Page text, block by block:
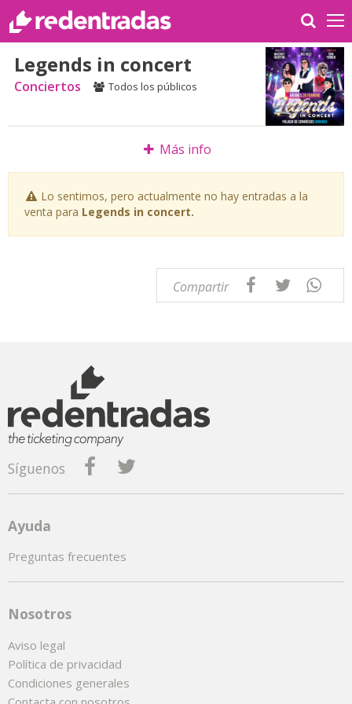
Legends in concert
Conciertos Todos los públicos
Más info
Lo sentimos, pero actualmente no hay entradas a la
venta para Legends in concert.
Compartir
Síguenos
Ayuda
Preguntas frecuentes
Nosotros
Aviso legal
Política de privacidad
Condiciones generales